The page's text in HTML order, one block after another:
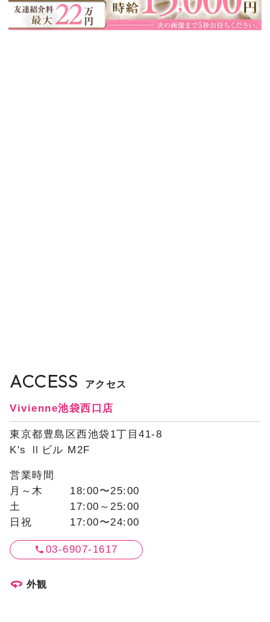
ACCESS アクセス
Vivienne池袋西口店
東京都豊島区西池袋1丁目41-8
K's Ⅱビル M2F
営業時間
月～木
18:00〜25:00
土
17:00～25:00
日祝
17:00〜24:00
03-6907-1617
外観